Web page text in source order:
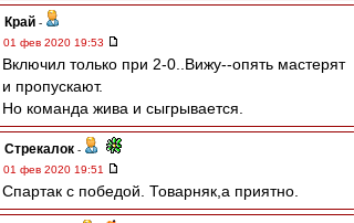
Край -
01 фев 2020 19:53
Включил только при 2-0..Вижу--опять мастерят
и пропускают.
Но команда жива и сыгрывается.
Стрекалок -
01 фев 2020 19:51
Спартак с победой. Товарняк,а приятно.